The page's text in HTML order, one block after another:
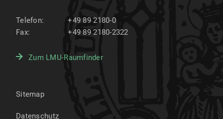
Telefon:
+49 89 2180-0
Fax:
+49 89 2180-2322
Zum LMU-Raumfinder
Sitemap
Datenschutz